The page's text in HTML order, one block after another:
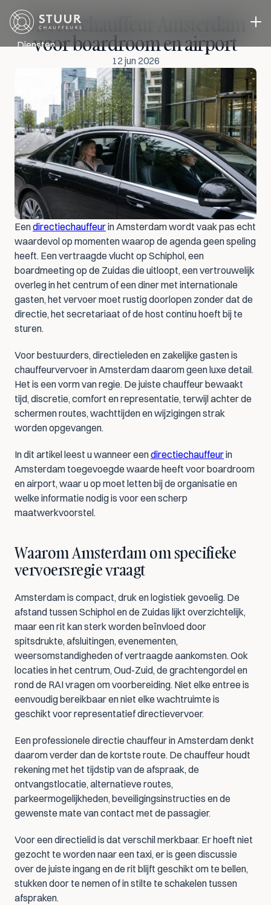
Diensten
Evenementen vervoer
Zakelijk Vervoer
Chauffeur in eigen auto
Cases
Over ons
Blog
Contact
Offerte aanvragen
Select Language
NL
Directiechauffeur Amsterdam
voor boardroom en airport
12 jun 2026
Een directiechauffeur in Amsterdam wordt vaak pas echt
waardevol op momenten waarop de agenda geen speling
heeft. Een vertraagde vlucht op Schiphol, een
boardmeeting op de Zuidas die uitloopt, een vertrouwelijk
overleg in het centrum of een diner met internationale
gasten, het vervoer moet rustig doorlopen zonder dat de
directie, het secretariaat of de host continu hoeft bij te
sturen.
Voor bestuurders, directieleden en zakelijke gasten is
chauffeurvervoer in Amsterdam daarom geen luxe detail.
Het is een vorm van regie. De juiste chauffeur bewaakt
tijd, discretie, comfort en representatie, terwijl achter de
schermen routes, wachttijden en wijzigingen strak
worden opgevangen.
In dit artikel leest u wanneer een directiechauffeur in
Amsterdam toegevoegde waarde heeft voor boardroom
en airport, waar u op moet letten bij de organisatie en
welke informatie nodig is voor een scherp
maatwerkvoorstel.
Waarom Amsterdam om specifieke
vervoersregie vraagt
Amsterdam is compact, druk en logistiek gevoelig. De
afstand tussen Schiphol en de Zuidas lijkt overzichtelijk,
maar een rit kan sterk worden beïnvloed door
spitsdrukte, afsluitingen, evenementen,
weersomstandigheden of vertraagde aankomsten. Ook
locaties in het centrum, Oud-Zuid, de grachtengordel en
rond de RAI vragen om voorbereiding. Niet elke entree is
eenvoudig bereikbaar en niet elke wachtruimte is
geschikt voor representatief directievervoer.
Een professionele directie chauffeur in Amsterdam denkt
daarom verder dan de kortste route. De chauffeur houdt
rekening met het tijdstip van de afspraak, de
ontvangstlocatie, alternatieve routes,
parkeermogelijkheden, beveiligingsinstructies en de
gewenste mate van contact met de passagier.
Voor een directielid is dat verschil merkbaar. Er hoeft niet
gezocht te worden naar een taxi, er is geen discussie
over de juiste ingang en de rit blijft geschikt om te bellen,
stukken door te nemen of in stilte te schakelen tussen
afspraken.